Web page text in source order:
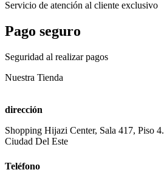
Servicio de atención al cliente exclusivo
Pago seguro
Seguridad al realizar pagos
Nuestra Tienda
dirección
Shopping Hijazi Center, Sala 417, Piso 4.
Ciudad Del Este
Teléfono